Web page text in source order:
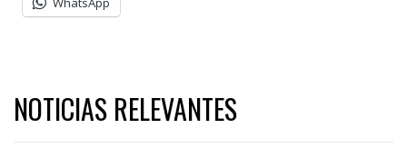
NOTICIAS RELEVANTES